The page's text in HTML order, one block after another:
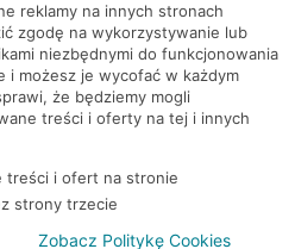
S.A. Wszelkie prawa zastrzeżone
reklamy na innych stronach
zgodę na wykorzystywanie lub
niezbędnymi do funkcjonowania
i możesz je wycofać w każdym
że będziemy mogli
treści i oferty na tej i innych
treści i ofert na stronie
strony trzecie
Zobacz Politykę Cookies